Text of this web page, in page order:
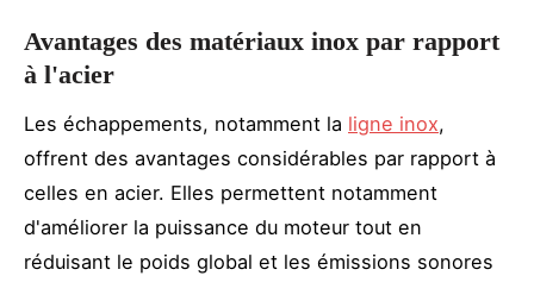
Avantages des matériaux inox par rapport
à l'acier
Les échappements, notamment la ligne inox,
offrent des avantages considérables par rapport à
celles en acier. Elles permettent notamment
d'améliorer la puissance du moteur tout en
réduisant le poids global et les émissions sonores